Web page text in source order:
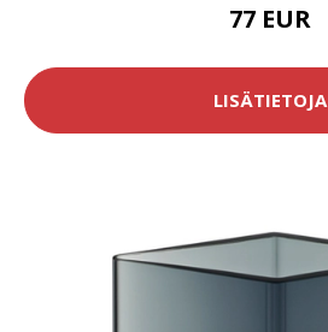
77 EUR
LISÄTIETOJA